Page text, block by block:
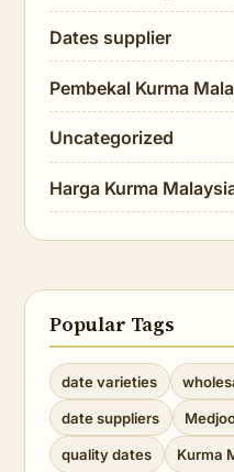
Dates supplier
Pembekal Kurma
Uncategorized
Harga Kurma
Popular Tags
date varieties
date suppliers
quality dates Kurma